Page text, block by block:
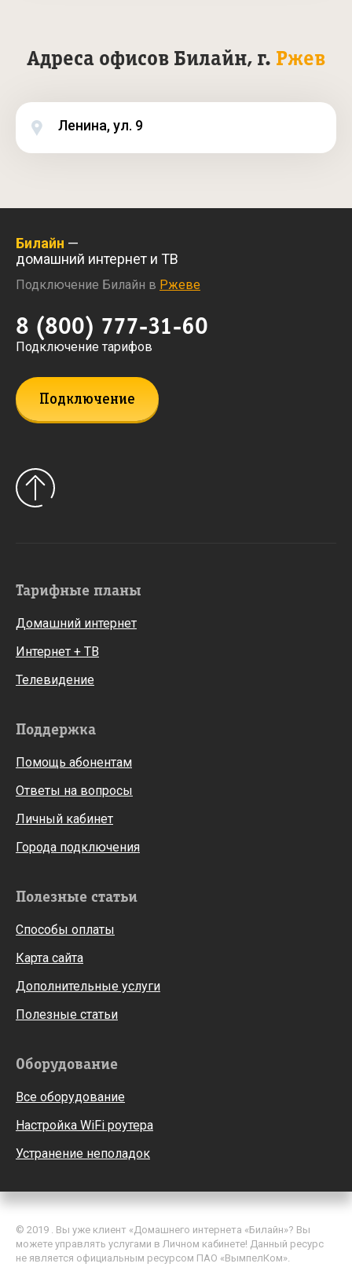
Адреса офисов Билайн, г. Ржев
Ленина, ул. 9
Билайн —
домашний интернет и ТВ
Подключение Билайн в Ржеве
8 (800) 777-31-60
Подключение тарифов
Подключение
Тарифные планы
Домашний интернет
Интернет + ТВ
Телевидение
Поддержка
Помощь абонентам
Ответы на вопросы
Личный кабинет
Города подключения
Полезные статьи
Способы оплаты
Карта сайта
Дополнительные услуги
Полезные статьи
Оборудование
Все оборудование
Настройка WiFi роутера
Устранение неполадок
© 2019 . Вы уже клиент «Домашнего интернета «Билайн»? Вы
можете управлять услугами в Личном кабинете! Данный ресурс
не является официальным ресурсом ПАО «ВымпелКом».